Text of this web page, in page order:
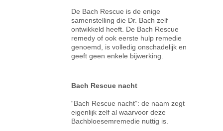
De Bach Rescue is de enige
samenstelling die Dr. Bach zelf
ontwikkeld heeft. De Bach Rescue
remedy of ook eerste hulp remedie
genoemd, is volledig onschadelijk en
geeft geen enkele bijwerking.
Bach Rescue nacht
“Bach Rescue nacht”: de naam zegt
eigenlijk zelf al waarvoor deze
Bachbloesemremedie nuttig is.